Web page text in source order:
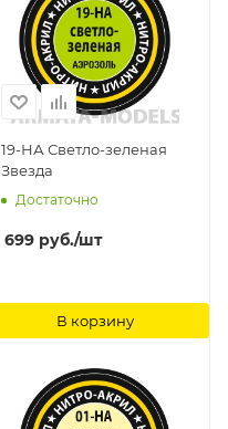
19-НА Светло-зеленая
Звезда
Достаточно
699 руб./шт
В корзину